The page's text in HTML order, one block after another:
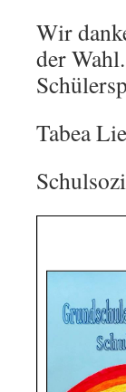
Wir
der
Tabea